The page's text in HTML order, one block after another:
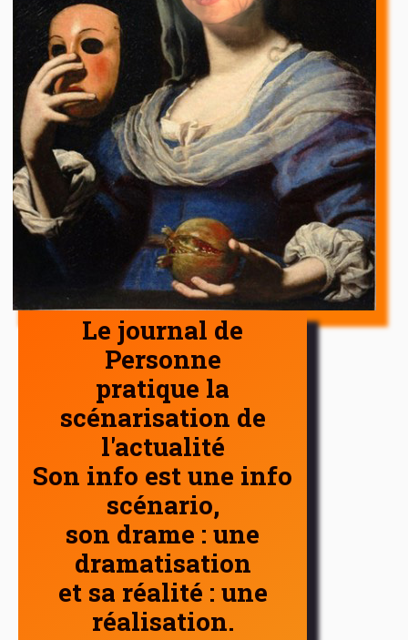
Le journal de
Personne
pratique la
scénarisation de
l'actualité
Son info est une info
scénario,
son drame : une
dramatisation
et sa réalité : une
réalisation.